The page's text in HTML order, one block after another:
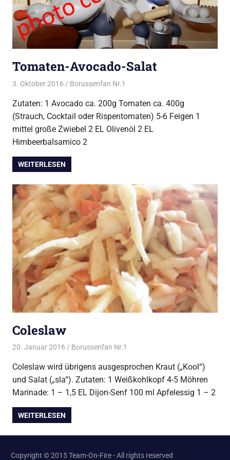
Tomaten-Avocado-Salat
3. Oktober 2016 Borussenfan Nr.1
Zutaten: 1 Avocado ca. 200g Tomaten ca. 400g
(Strauch, Cocktail oder Rispentomaten) 5-6 Feigen 1
mittel große Zwiebel 2 EL Olivenöl 2 EL
Himbeerbalsamico 2
WEITERLESEN
Coleslaw
20. Januar 2016 Borussenfan Nr.1
Coleslaw wird übrigens ausgesprochen Kraut („Kool“)
und Salat („sla“). Zutaten: 1 Weißkohlkopf 4-5 Möhren
Marinade: 1 – 1,5 EL Dijon-Senf 100 ml Apfelessig 1 – 2
WEITERLESEN
Copyright © 2015 Team-On-Fire - All rights reserved